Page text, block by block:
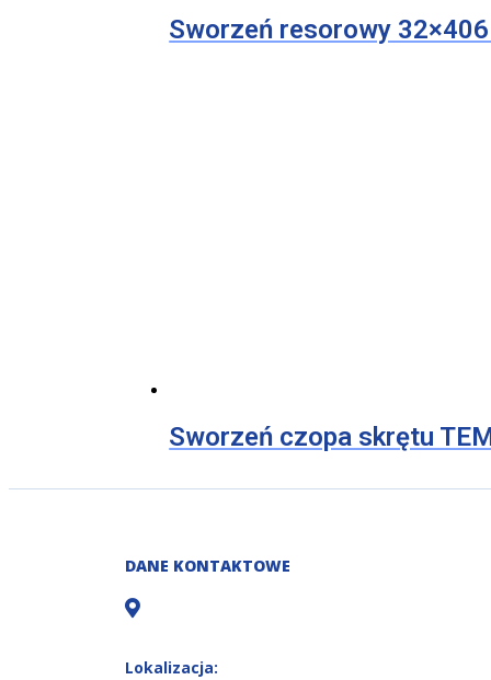
Sworzeń resorowy
Sworzeń czopa skrętu
DANE KONTAKTOWE
Lokalizacja: